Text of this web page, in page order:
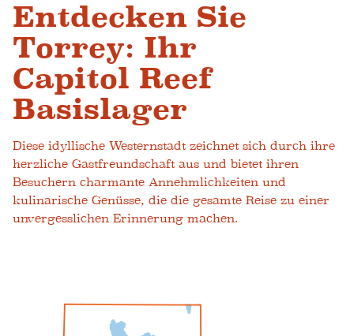
Entdecken Sie
Torrey: Ihr
Capitol Reef
Basislager
Diese idyllische Westernstadt zeichnet sich durch ihre
herzliche Gastfreundschaft aus und bietet ihren
Besuchern charmante Annehmlichkeiten und
kulinarische Genüsse, die die gesamte Reise zu einer
unvergesslichen Erinnerung machen.